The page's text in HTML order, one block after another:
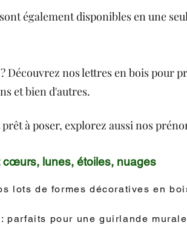
également disponibles en une
Découvrez nos lettres en bois pour
et bien d'autres.
à poser, explorez aussi nos
cœurs, lunes, étoiles, nuages
lots de formes décoratives en
parfaits pour une guirlande